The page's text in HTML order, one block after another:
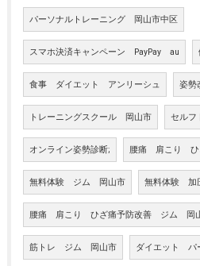
パーソナルトレーニング 岡山市中区
スマホ決済キャンペーン PayPay au
食事 ダイエット アンリーシュ 姿勢
トレーニングスクール 岡山市 セル
オンライン姿勢診断; 腰痛 肩こり ひ
無料体験 ジム 岡山市 無料体験 加
腰痛 肩こり ひざ痛予防改善 ジム 岡
筋トレ ジム 岡山市 ダイエット パ